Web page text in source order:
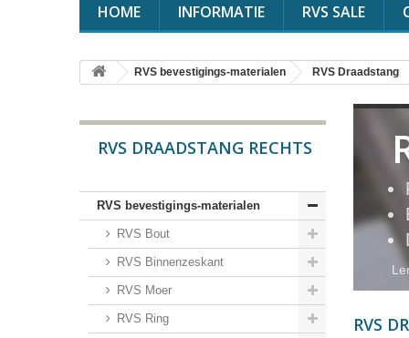
HOME INFORMATIE RVS SALE
RVS bevestigings-materialen RVS Draadstang
RVS DRAADSTANG RECHTS
RVS bevestigings-materialen
RVS Bout
RVS Binnenzeskant
RVS Moer
RVS Ring RVS